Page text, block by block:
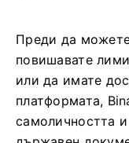
Преди да
повишавате
или да имате
платформата,
самоличността